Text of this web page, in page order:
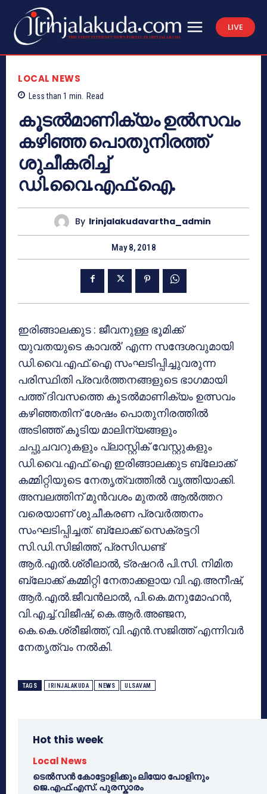
LIVE
LOCAL NEWS
Less than 1 min. Read
കൂടല്‍മാണിക്യം ഉല്‍സവം
കഴിഞ്ഞ പൊതുനിരത്ത്
ശുചീകരിച്ച്
ഡി.വൈ.എഫ്.ഐ.
By Irinjalakudavartha_admin
May 8, 2018
ഇരിങ്ങാലക്കുട : ജീവനുള്ള ഭൂമിക്ക്
യുവതയുടെ കാവല്‍’ എന്ന സന്ദേശവുമായി
ഡി.വൈ.എഫ്.ഐ സംഘടിപ്പിച്ചുവരുന്ന
പരിസ്ഥിതി പ്രവര്‍ത്തനങ്ങളുടെ ഭാഗമായി
പത്ത് ദിവസത്തെ കൂടല്‍മാണിക്യം ഉത്സവം
കഴിഞ്ഞതിന് ശേഷം പൊതുനിരത്തില്‍
അടിഞ്ഞ് കൂടിയ മാലിന്യങ്ങളും
ചപ്പുചവറുകളും പ്ലാസ്റ്റിക് വേസ്റ്റുകളും
ഡി.വൈ.എഫ്.ഐ ഇരിങ്ങാലക്കുട ബ്ലോക്ക്
കമ്മിറ്റിയുടെ നേതൃത്വത്തില്‍ വൃത്തിയാക്കി.
അമ്പലത്തിന് മുന്‍വശം മുതല്‍ ആല്‍ത്തറ
വരെയാണ് ശുചീകരണ പ്രവര്‍ത്തനം
സംഘടിപ്പിച്ചത്. ബ്ലോക്ക് സെക്രട്ടറി
സി.ഡി.സിജിത്ത്, പ്രസിഡണ്ട്
ആര്‍.എല്‍.ശ്രീലാല്‍, ട്രഷറര്‍ പി.സി. നിമിത
ബ്ലോക്ക് കമ്മിറ്റി നേതാക്കളായ വി.എ.അനീഷ്,
ആര്‍.എല്‍.ജീവന്‍ലാല്‍, പി.കെ.മനുമോഹന്‍,
വി.എച്ച്.വിജീഷ്, കെ.ആര്‍.അഞ്ജന,
കെ.കെ.ശ്രീജിത്ത്, വി.എന്‍.സജിത്ത് എന്നിവര്‍
നേതൃത്വം നല്‍കി.
TAGS IRINJALAKUDA NEWS ULSAVAM
Hot this week
Local News
ടെൽസൻ കോട്ടോളിക്കും ലിയോ പോളിനും
ജെ.എഫ്.എസ്. പുരസ്കാരം